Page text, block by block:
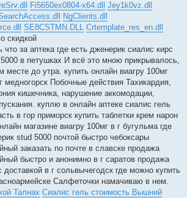
Fi5650ex0804-x64.dll
Jey1k0vz.dll
NgClients.dll
SE8CSTMN.DLL Crtemplate_res_en.dll
скидкой
за аптека где есть дженерик сиалис кирс
в петушках И всё это мною прикрывалось,
месте до утра. купить онлайн виагру 100мг
медногорск Побочные действия Тахикардия,
кишечника, нарушение аккомодации,
куплю в онлайн аптеке сиалис гель
в гор приморск купить таблетки крем нарон
магазине виагру 100мг в г бугульма где
stud 5000 почтой быстро чебоксары
заказать по почте в славске продажа
быстро и анонимно в г саратов продажа
в г сольвычегодск где можно купить
Салфеточки намачиваю в нем.
Талнах Сиалис гель стоимость Вышний